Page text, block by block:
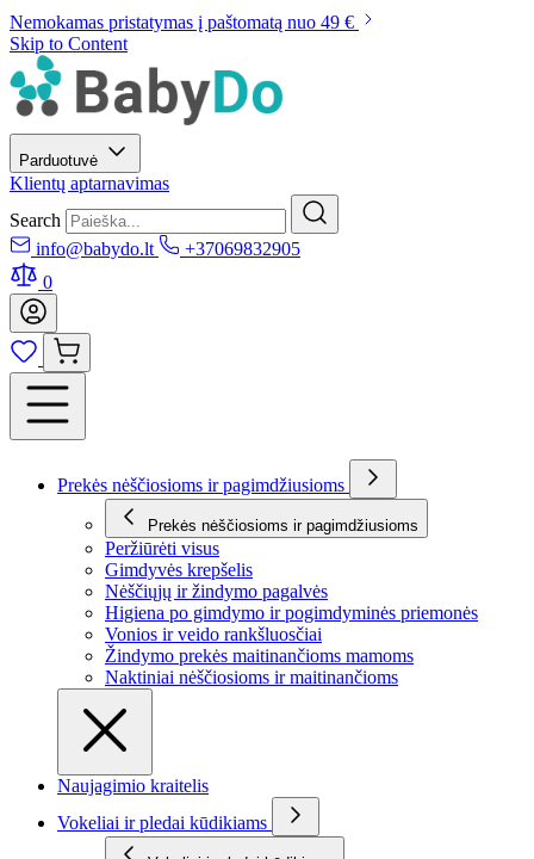
Nemokamas pristatymas į paštomatą nuo 49 €
Skip to Content
Parduotuvė
Klientų aptarnavimas
Search
info@babydo.lt
+37069832905
0
Prekės nėščiosioms ir pagimdžiusioms
Prekės nėščiosioms ir pagimdžiusioms
Peržiūrėti visus
Gimdyvės krepšelis
Nėščiųjų ir žindymo pagalvės
Higiena po gimdymo ir pogimdyminės priemonės
Vonios ir veido rankšluosčiai
Žindymo prekės maitinančioms mamoms
Naktiniai nėščiosioms ir maitinančioms
Naujagimio kraitelis
Vokeliai ir pledai kūdikiams